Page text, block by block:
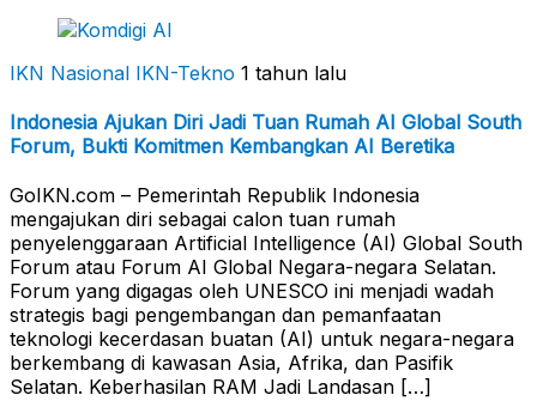
IKN Nasional IKN-Tekno 1 tahun lalu
Indonesia Ajukan Diri Jadi Tuan Rumah AI Global South
Forum, Bukti Komitmen Kembangkan AI Beretika
GoIKN.com – Pemerintah Republik Indonesia
mengajukan diri sebagai calon tuan rumah
penyelenggaraan Artificial Intelligence (AI) Global South
Forum atau Forum AI Global Negara-negara Selatan.
Forum yang digagas oleh UNESCO ini menjadi wadah
strategis bagi pengembangan dan pemanfaatan
teknologi kecerdasan buatan (AI) untuk negara-negara
berkembang di kawasan Asia, Afrika, dan Pasifik
Selatan. Keberhasilan RAM Jadi Landasan […]